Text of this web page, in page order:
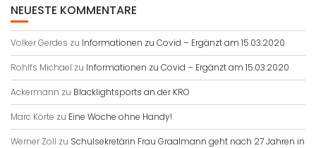
NEUESTE KOMMENTARE
Volker Gerdes zu Informationen zu Covid – Ergänzt am 15.03.2020
Rohlfs Michael zu Informationen zu Covid – Ergänzt am 15.03.2020
Ackermann zu Blacklightsports an der KRO
Marc Körte zu Eine Woche ohne Handy!
Werner Zoll zu Schulsekretärin Frau Graalmann geht nach 27 Jahren in